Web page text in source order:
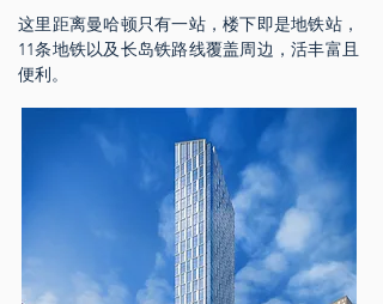
这里距离曼哈顿只有一站，楼下即是地铁站，
11条地铁以及长岛铁路线覆盖周边，活丰富且
便利。